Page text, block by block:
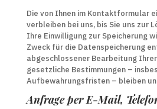
Die von Ihnen im Kontaktformular
verbleiben bei uns, bis Sie uns zur
Ihre Einwilligung zur Speicherung
Zweck für die Datenspeicherung
abgeschlossener Bearbeitung
gesetzliche Bestimmungen –
Aufbewahrungsfristen – bleiben
Anfrage per E-Mail,